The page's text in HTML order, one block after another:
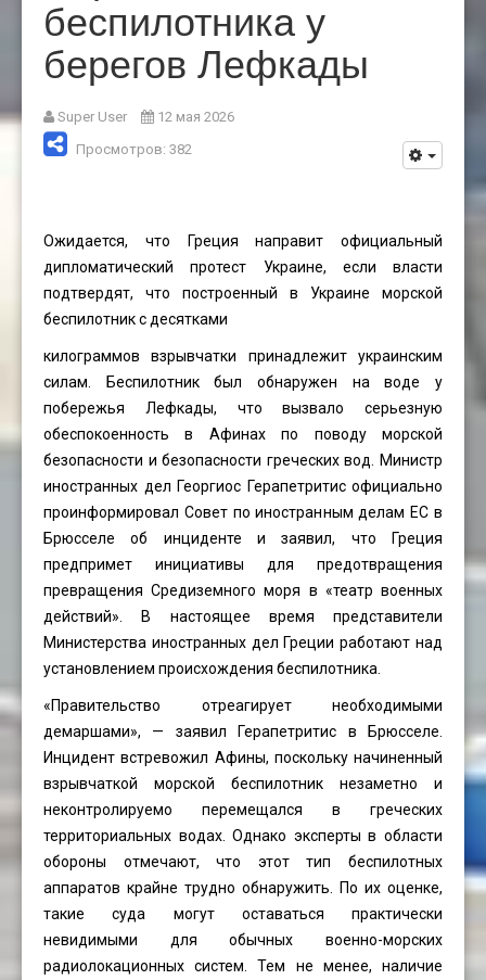
беспилотника у
берегов Лефкады
Super User
12 мая 2026
Просмотров: 382
Ожидается, что Греция направит официальный
дипломатический протест Украине, если власти
подтвердят, что построенный в Украине морской
беспилотник с десятками
килограммов взрывчатки принадлежит украинским
силам. Беспилотник был обнаружен на воде у
побережья Лефкады, что вызвало серьезную
обеспокоенность в Афинах по поводу морской
безопасности и безопасности греческих вод. Министр
иностранных дел Георгиос Герапетритис официально
проинформировал Совет по иностранным делам ЕС в
Брюсселе об инциденте и заявил, что Греция
предпримет инициативы для предотвращения
превращения Средиземного моря в «театр военных
действий». В настоящее время представители
Министерства иностранных дел Греции работают над
установлением происхождения беспилотника.
«Правительство отреагирует необходимыми
демаршами», — заявил Герапетритис в Брюсселе.
Инцидент встревожил Афины, поскольку начиненный
взрывчаткой морской беспилотник незаметно и
неконтролируемо перемещался в греческих
территориальных водах. Однако эксперты в области
обороны отмечают, что этот тип беспилотных
аппаратов крайне трудно обнаружить. По их оценке,
такие суда могут оставаться практически
невидимыми для обычных военно-морских
радиолокационных систем. Тем не менее, наличие